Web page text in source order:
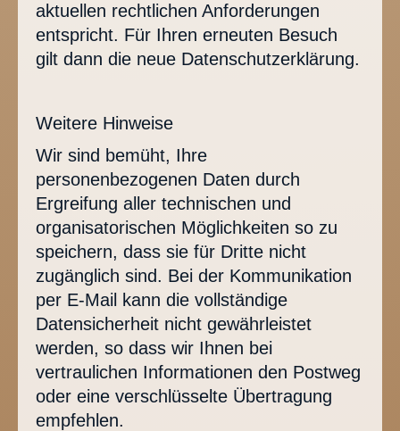
aktuellen rechtlichen Anforderungen
entspricht. Für Ihren erneuten Besuch
gilt dann die neue Datenschutzerklärung.
Weitere Hinweise
Wir sind bemüht, Ihre
personenbezogenen Daten durch
Ergreifung aller technischen und
organisatorischen Möglichkeiten so zu
speichern, dass sie für Dritte nicht
zugänglich sind. Bei der Kommunikation
per E-Mail kann die vollständige
Datensicherheit nicht gewährleistet
werden, so dass wir Ihnen bei
vertraulichen Informationen den Postweg
oder eine verschlüsselte Übertragung
empfehlen.